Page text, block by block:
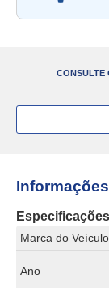
CONSULTE
Especificações
Marca do Veículo
Ano